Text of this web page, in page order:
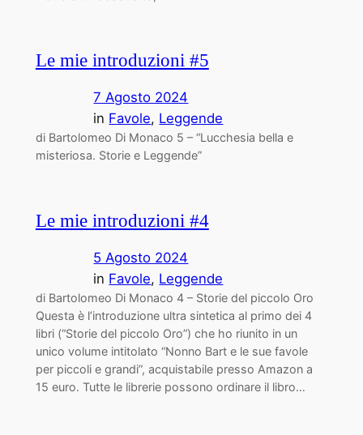
Le mie introduzioni #5
7 Agosto 2024
in Favole, Leggende
di Bartolomeo Di Monaco 5 – “Lucchesia bella e
misteriosa. Storie e Leggende”
Le mie introduzioni #4
5 Agosto 2024
in Favole, Leggende
di Bartolomeo Di Monaco 4 – Storie del piccolo Oro
Questa è l’introduzione ultra sintetica al primo dei 4
libri (“Storie del piccolo Oro”) che ho riunito in un
unico volume intitolato “Nonno Bart e le sue favole
per piccoli e grandi”, acquistabile presso Amazon a
15 euro. Tutte le librerie possono ordinare il libro…